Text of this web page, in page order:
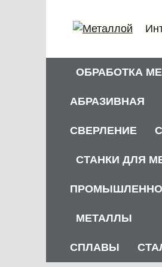
ОБРАБОТКА
АБРАЗИВНАЯ
СВЕРЛЕНИЕ
СТАНКИ ДЛЯ
МЕТАЛЛЫ
СПЛАВЫ